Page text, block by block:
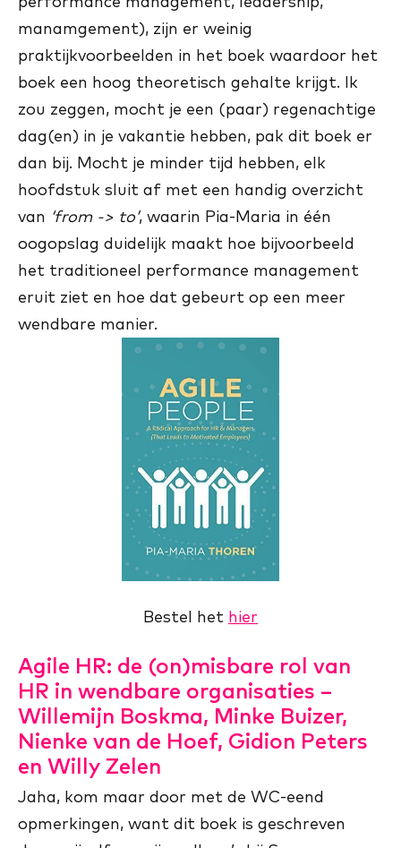
manamgement), zijn er weinig
praktijkvoorbeelden in het boek waardoor het
boek een hoog theoretisch gehalte krijgt. Ik
zou zeggen, mocht je een (paar) regenachtige
dag(en) in je vakantie hebben, pak dit boek er
dan bij. Mocht je minder tijd hebben, elk
hoofdstuk sluit af met een handig overzicht
van ‘from -> to’, waarin Pia-Maria in één
oogopslag duidelijk maakt hoe bijvoorbeeld
het traditioneel performance management
eruit ziet en hoe dat gebeurt op een meer
wendbare manier.
Bestel het hier
Agile HR: de (on)misbare rol van
HR in wendbare organisaties –
Willemijn Boskma, Minke Buizer,
Nienke van de Hoef, Gidion Peters
en Willy Zelen
Jaha, kom maar door met de WC-eend
opmerkingen, want dit boek is geschreven